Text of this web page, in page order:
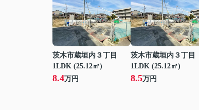
茨木市蔵垣内３丁目
1LDK (25.12㎡)
8.4万円
茨木市蔵垣内３丁目
1LDK (25.12㎡)
8.5万円